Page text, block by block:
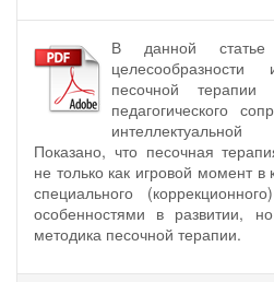
В данной статье
целесообразности
песочной терапии
педагогического
Показано, что песочная
не только как игровой момент в
специального
особенностями в развитии,
методика песочной терапии.